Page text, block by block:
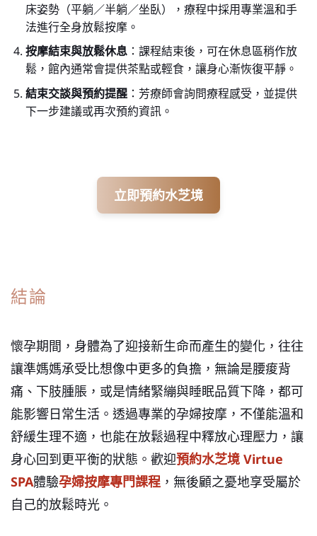
床姿勢（平躺／半躺／坐臥），療程中採用專業溫和手
法進行全身放鬆按摩。
按摩結束與放鬆休息：課程結束後，可在休息區稍作放
鬆，館內通常會提供茶點或輕食，讓身心漸恢復平靜。
結束交談與預約提醒：芳療師會詢問療程感受，並提供
下一步建議或再次預約資訊。
立即預約水芝境
結論
懷孕期間，身體為了迎接新生命而產生的變化，往往
讓準媽媽承受比想像中更多的負擔，無論是腰痠背
痛、下肢腫脹，或是情緒緊繃與睡眠品質下降，都可
能影響日常生活。透過專業的孕婦按摩，不僅能溫和
舒緩生理不適，也能在放鬆過程中釋放心理壓力，讓
身心回到更平衡的狀態。歡迎預約水芝境 Virtue
SPA體驗孕婦按摩專門課程 ，無後顧之憂地享受屬於
自己的放鬆時光。